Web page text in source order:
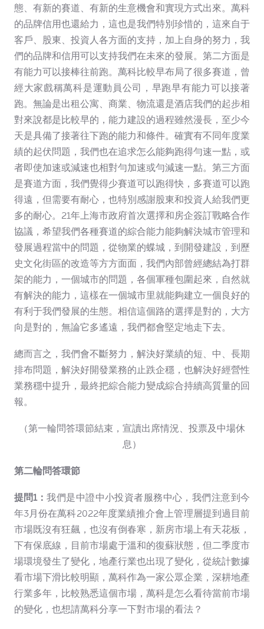
態、有新的賽道、有新的生意機會和實現方式出來。萬科
的品牌信用也還給力，這也是我們特別珍惜的，這來自于
客戶、股東、投資人各方面的支持，加上自身的努力，我
們的品牌和信用可以支持我們在未來的發展。第二方面是
有能力可以接棒往前跑。萬科比較早布局了很多賽道，曾
經大家戲稱萬科是運動員公司，早跑早有能力可以接著
跑。無論是出租公寓、商業、物流還是酒店我們的起步相
對來說都是比較早的，能力建設的過程雖然漫長，至少今
天是具備了接著往下跑的能力和條件。確實有不同年度業
績的起伏問題，我們也在追求怎么能夠跑得勻速一點，或
者即使加速或減速也相對勻加速或勻減速一點。第三方面
是賽道方面，我們覺得少賽道可以跑得快，多賽道可以跑
得遠，但需要有耐心，也特別感謝股東和投資人給我們更
多的耐心。21年上海市政府首次選擇和房企簽訂戰略合作
協議，希望我們各種賽道的綜合能力能夠解決城市管理和
發展過程當中的問題，從物業的蝶城，到開發建設，到歷
史文化街區的改造等方方面面，我們內部曾經總結為打群
架的能力，一個城市的問題，各個軍種包圍起來，自然就
有解決的能力，這樣在一個城市里就能夠建立一個良好的
有利于我們發展的生態。相信這個路的選擇是對的，大方
向是對的，無論它多遙遠，我們都會堅定地走下去。
總而言之，我們會不斷努力，解決好業績的短、中、長期
排布問題，解決好開發業務的止跌企穩，也解決好經營性
業務穩中提升，最終把綜合能力變成綜合持續高質量的回
報。
（第一輪問答環節結束，宣讀出席情況、投票及中場休
息）
第二輪問答環節
提問1： 我們是中證中小投資者服務中心，我們注意到今
年3月份在萬科2022年度業績推介會上管理層提到過目前
市場既沒有狂飆，也沒有倒春寒，新房市場上有天花板，
下有保底線，目前市場處于溫和的復蘇狀態，但二季度市
場環境發生了變化，地產行業也出現了變化，從統計數據
看市場下滑比較明顯，萬科作為一家公眾企業，深耕地產
行業多年，比較熟悉這個市場，萬科是怎么看待當前市場
的變化，也想請萬科分享一下對市場的看法？